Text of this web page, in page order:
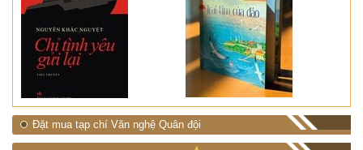
Đặt mua tạp chí Văn nghệ Quân đội